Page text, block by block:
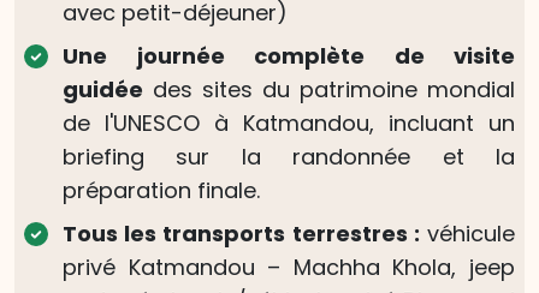
avec petit-déjeuner)
Une journée complète de visite
guidée des sites du patrimoine mondial
de l'UNESCO à Katmandou, incluant un
briefing sur la randonnée et la
préparation finale.
Tous les transports terrestres : véhicule
privé Katmandou – Machha Khola, jeep